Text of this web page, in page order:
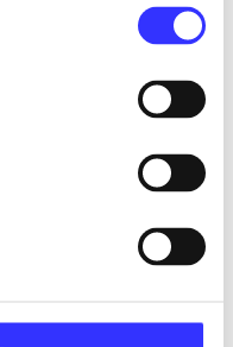
udgivelser